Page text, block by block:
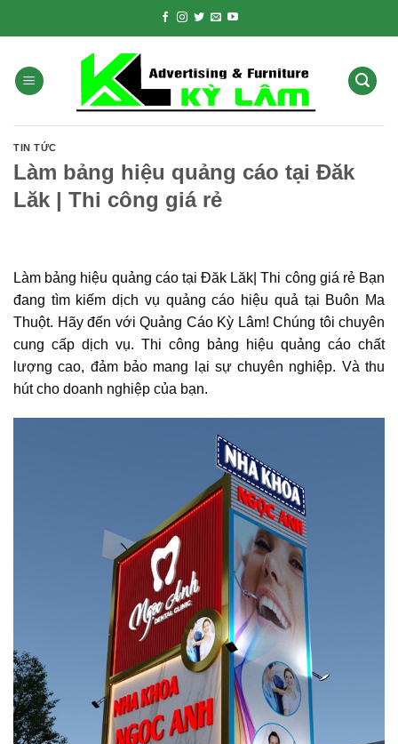
TIN TỨC
Làm bảng hiệu quảng cáo tại Đăk
Lăk | Thi công giá rẻ
Làm bảng hiệu quảng cáo tại Đăk Lăk| Thi công giá rẻ Bạn
đang tìm kiếm dịch vụ quảng cáo hiệu quả tại Buôn Ma
Thuột. Hãy đến với Quảng Cáo Kỳ Lâm! Chúng tôi chuyên
cung cấp dịch vụ. Thi công bảng hiệu quảng cáo chất
lượng cao, đảm bảo mang lại sự chuyên nghiệp. Và thu
hút cho doanh nghiệp của bạn.